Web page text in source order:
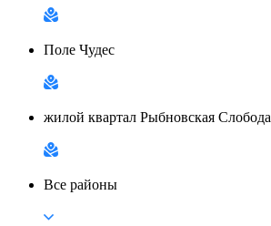
Поле Чудес
жилой квартал Рыбновская Слобода
Все районы